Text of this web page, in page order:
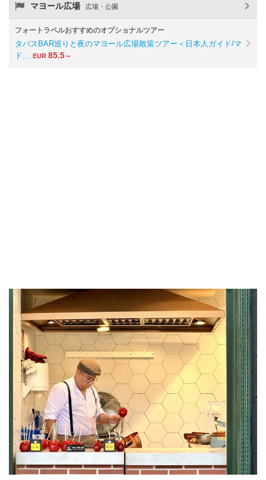
マヨール広場 広場・公園
フォートラベルおすすめのオプショナルツアー
タパスBAR巡りと夜のマヨール広場散策ツアー＜日本人ガイド/マ
ド…
EUR 85.5～